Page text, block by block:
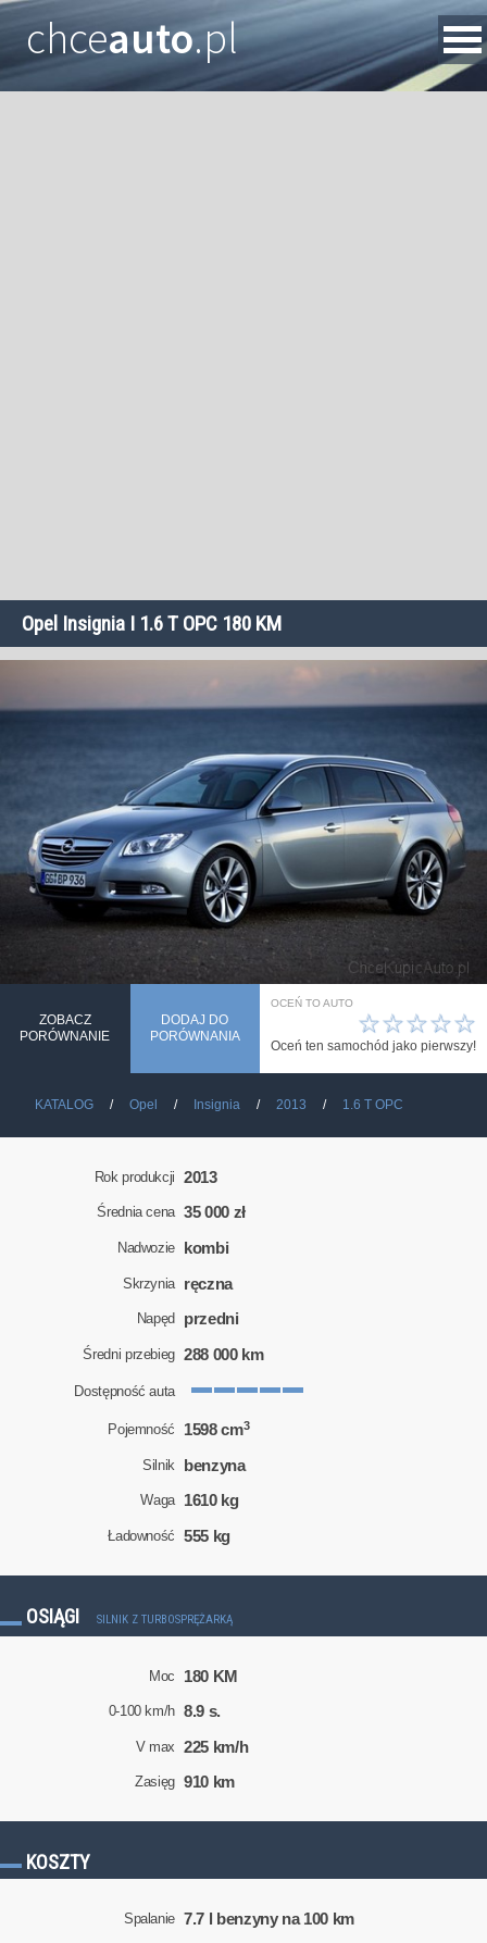
chceauto.pl
Opel Insignia I 1.6 T OPC 180 KM
ZOBACZ
PORÓWNANIE
DODAJ DO
PORÓWNANIA
OCEŃ TO AUTO
☆
☆
☆
☆
☆
Oceń ten samochód jako pierwszy!
KATALOG Opel Insignia 2013 1.6 T OPC
Rok produkcji 2013
Średnia cena 35 000 zł
Nadwozie kombi
Skrzynia ręczna
Napęd przedni
Średni przebieg 288 000 km
Dostępność auta
Pojemność 1598 cm3
Silnik benzyna
Waga 1610 kg
Ładowność 555 kg
OSIĄGI SILNIK Z TURBOSPRĘŻARKĄ
Moc 180 KM
0-100 km/h 8.9 s.
V max 225 km/h
Zasięg 910 km
KOSZTY
Spalanie 7.7 l benzyny na 100 km